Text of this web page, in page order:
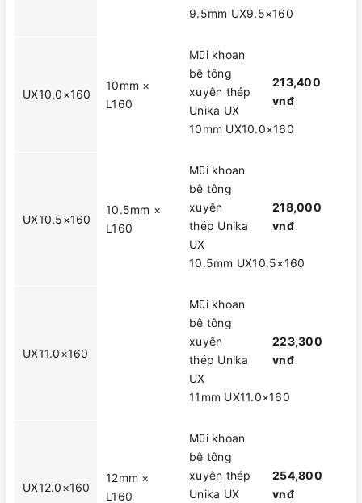
9.5mm UX9.5×160
UX10.0×160
10mm ×
L160
Mũi khoan
bê tông
xuyên thép
Unika UX
10mm UX10.0×160
213,400
vnđ
UX10.5×160
10.5mm ×
L160
Mũi khoan
bê tông
xuyên
thép Unika
UX
10.5mm UX10.5×160
218,000
vnđ
UX11.0×160
Mũi khoan
bê tông
xuyên
thép Unika
UX
11mm UX11.0×160
223,300
vnđ
UX12.0×160
12mm ×
L160
Mũi khoan
bê tông
xuyên thép
Unika UX
254,800
vnđ